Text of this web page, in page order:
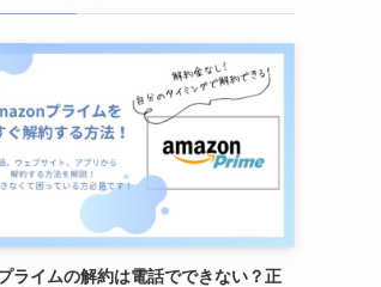
ライムの解約は電話でできない？正